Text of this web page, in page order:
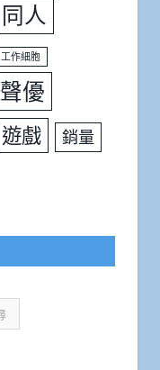
同人
工作細胞
聲優
遊戲 銷量